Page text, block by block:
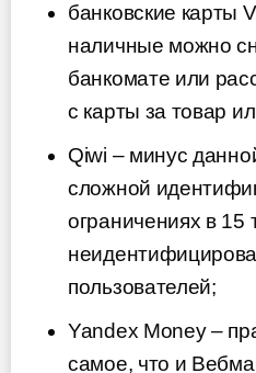
банковские карты
наличные можно
банкомате или
с карты за товар
Qiwi – минус
сложной
ограничениях в 15
пользователей;
Yandex Money –
самое, что и